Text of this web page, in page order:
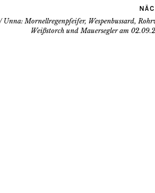
Unna: Mornellregenpfeifer, Wespenbussard,
Weißstorch und Mauersegler am